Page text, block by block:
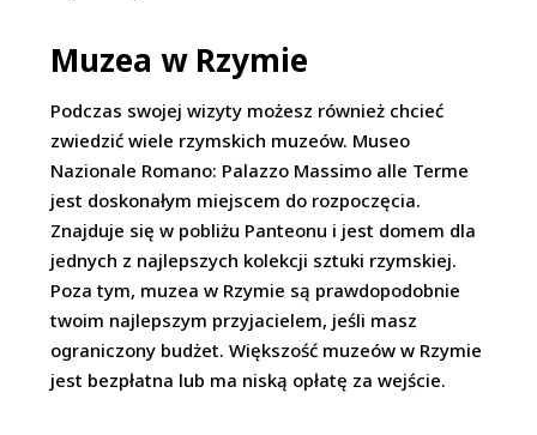
Muzea w Rzymie
Podczas swojej wizyty możesz również chcieć
zwiedzić wiele rzymskich muzeów. Museo
Nazionale Romano: Palazzo Massimo alle Terme
jest doskonałym miejscem do rozpoczęcia.
Znajduje się w pobliżu Panteonu i jest domem dla
jednych z najlepszych kolekcji sztuki rzymskiej.
Poza tym, muzea w Rzymie są prawdopodobnie
twoim najlepszym przyjacielem, jeśli masz
ograniczony budżet. Większość muzeów w Rzymie
jest bezpłatna lub ma niską opłatę za wejście.